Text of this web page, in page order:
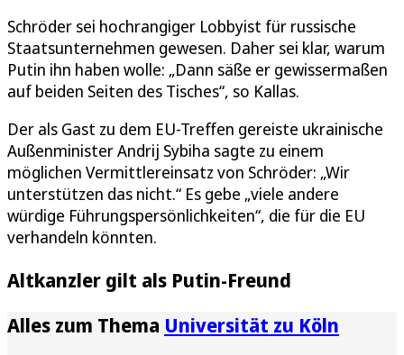
Schröder sei hochrangiger Lobbyist für russische
Staatsunternehmen gewesen. Daher sei klar, warum
Putin ihn haben wolle: „Dann säße er gewissermaßen
auf beiden Seiten des Tisches“, so Kallas.
Der als Gast zu dem EU-Treffen gereiste ukrainische
Außenminister Andrij Sybiha sagte zu einem
möglichen Vermittlereinsatz von Schröder: „Wir
unterstützen das nicht.“ Es gebe „viele andere
würdige Führungspersönlichkeiten“, die für die EU
verhandeln könnten.
Altkanzler gilt als Putin-Freund
Alles zum Thema Universität zu Köln